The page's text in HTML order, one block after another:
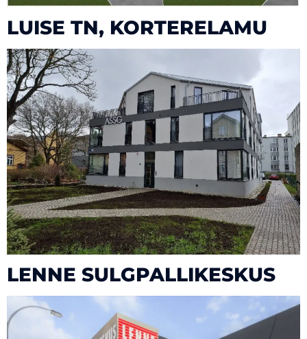
LUISE TN, KORTERELAMU
LENNE SULGPALLIKESKUS